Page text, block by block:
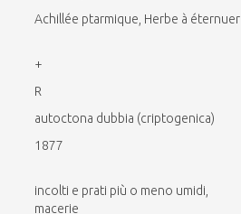
Achillée ptarmique, Herbe à éternuer
+
R
autoctona dubbia (criptogenica)
1877
incolti e prati più o meno umidi,
macerie